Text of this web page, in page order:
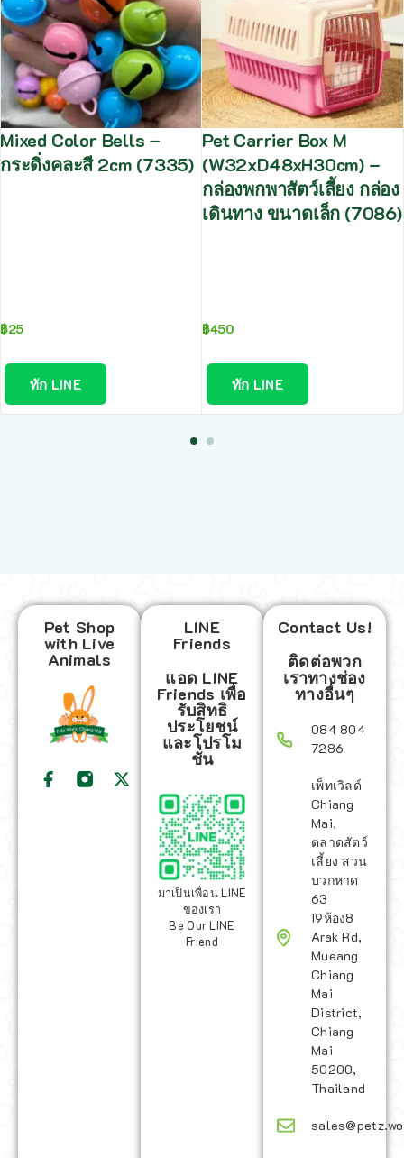
Mixed Color Bells –
กระดิ่งคละสี 2cm (7335)
฿25
ทัก LINE
Pet Carrier Box M
(W32xD48xH30cm) –
กล่องพกพาสัตว์เลี้ยง กล่อง
เดินทาง ขนาดเล็ก (7086)
฿450
ทัก LINE
Pet Shop
with Live
Animals
LINE
Friends
แอด LINE
Friends เพื่อ
รับสิทธิ
ประโยชน์
และโปรโม
ชั่น
มาเป็นเพื่อน LINE
ของเรา
Be Our LINE
Friend
Contact Us!
ติดต่อพวก
เราทางช่อง
ทางอื่นๆ
084 804
7286
เพ็ทเวิลด์
Chiang
Mai,
ตลาดสัตว์
เลี้ยง สวน
บวกหาด
63
19ห้อง8
Arak Rd,
Mueang
Chiang
Mai
District,
Chiang
Mai
50200,
Thailand